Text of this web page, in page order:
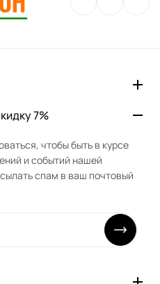
7%
чтобы быть в курсе
и событий нашей
спам в ваш почтовый